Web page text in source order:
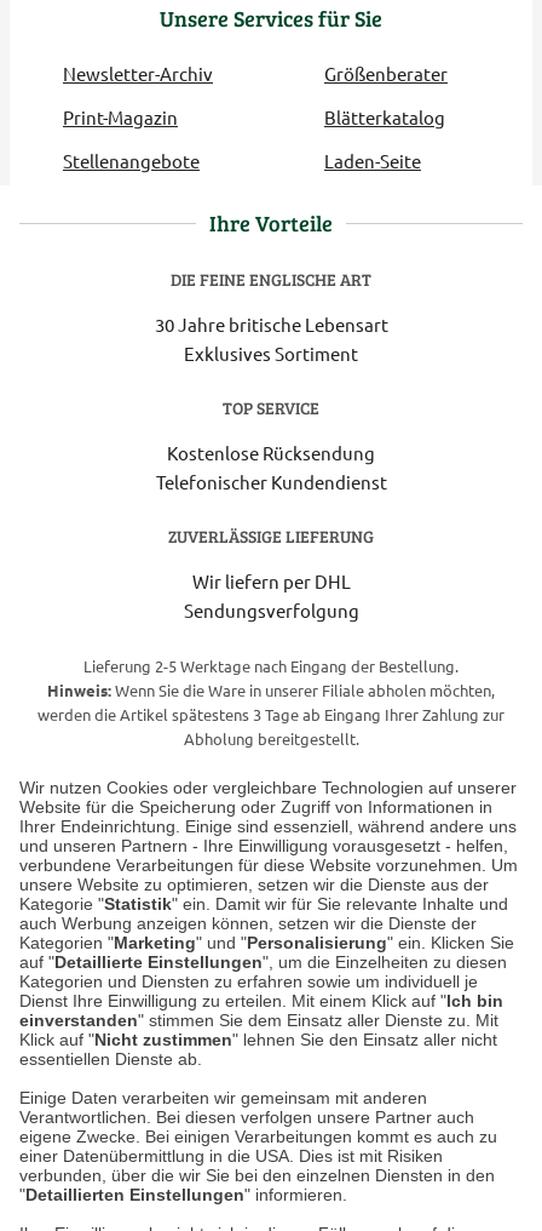
Wir nutzen Cookies oder vergleichbare Technologien auf unserer
Website für die Speicherung oder Zugriff von Informationen in
Ihrer Endeinrichtung. Einige sind essenziell, während andere uns
und unseren Partnern - Ihre Einwilligung vorausgesetzt - helfen,
verbundene Verarbeitungen für diese Website vorzunehmen. Um
unsere Website zu optimieren, setzen wir die Dienste aus der
Kategorie "Statistik" ein. Damit wir für Sie relevante Inhalte und
auch Werbung anzeigen können, setzen wir die Dienste der
Kategorien "Marketing" und "Personalisierung" ein. Klicken Sie
auf "Detaillierte Einstellungen", um die Einzelheiten zu diesen
Kategorien und Diensten zu erfahren sowie um individuell je
Dienst Ihre Einwilligung zu erteilen. Mit einem Klick auf "Ich bin
einverstanden" stimmen Sie dem Einsatz aller Dienste zu. Mit
Klick auf "Nicht zustimmen" lehnen Sie den Einsatz aller nicht
essentiellen Dienste ab.
Einige Daten verarbeiten wir gemeinsam mit anderen
Verantwortlichen. Bei diesen verfolgen unsere Partner auch
eigene Zwecke. Bei einigen Verarbeitungen kommt es auch zu
einer Datenübermittlung in die USA. Dies ist mit Risiken
verbunden, über die wir Sie bei den einzelnen Diensten in den
"Detaillierten Einstellungen" informieren.
Unsere Services für Sie
Newsletter-Archiv
Größenberater
Print-Magazin
Blätterkatalog
Stellenangebote
Laden-Seite
Ihre Vorteile
DIE FEINE ENGLISCHE ART
30 Jahre britische Lebensart
Exklusives Sortiment
TOP SERVICE
Kostenlose Rücksendung
Telefonischer Kundendienst
ZUVERLÄSSIGE LIEFERUNG
Wir liefern per DHL
Sendungsverfolgung
Lieferung 2-5 Werktage nach Eingang der Bestellung.
Hinweis:Wenn Sie die Ware in unserer Filiale abholen möchten,
werden die Artikel spätestens 3 Tage ab Eingang Ihrer Zahlung zur
Abholung bereitgestellt.
Unser Geschäft in Meckenheim
Auf dem Steinbüchel 6
53340 Meckenheim
Montag bis Samstag 9:00 Uhr bis 18:00 Uhr
weitere Information
Hier finden Sie uns im Netz
Cookie-Einstellungen in Ihrem Browser